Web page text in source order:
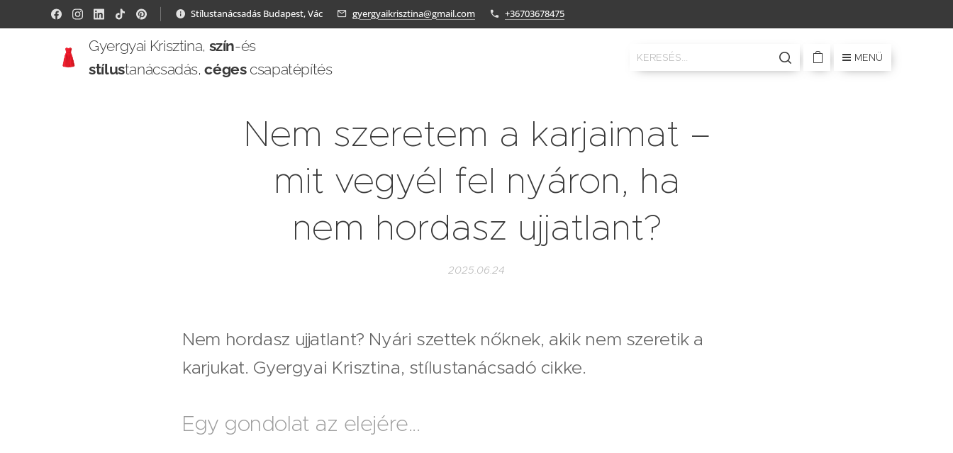
Stílustanácsadás Budapest, Vác gyergyaikrisztina@gmail.com +36703678475
Gyergyai Krisztina, szín-és
stílustanácsadás,cégescsapatépítés
MENÜ
Nem szeretem a karjaimat –
mit vegyél fel nyáron, ha
nem hordasz ujjatlant?
2025.06.24
Nem hordasz ujjatlant? Nyári szettek nőknek, akik nem szeretik a
karjukat. Gyergyai Krisztina, stílustanácsadó cikke.
Egy gondolat az elejére...